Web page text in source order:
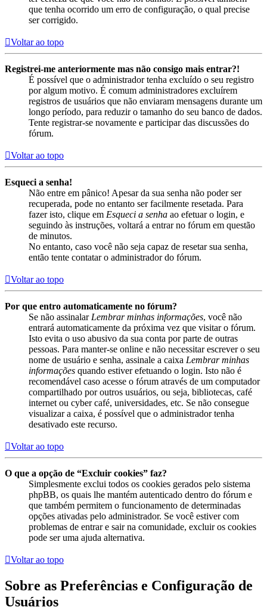
que tenha ocorrido um erro de configuração, o qual precise
ser corrigido.
Voltar ao topo
Registrei-me anteriormente mas não consigo mais entrar?!
É possível que o administrador tenha excluído o seu registro
por algum motivo. É comum administradores excluírem
registros de usuários que não enviaram mensagens durante um
longo período, para reduzir o tamanho do seu banco de dados.
Tente registrar-se novamente e participar das discussões do
fórum.
Voltar ao topo
Esqueci a senha!
Não entre em pânico! Apesar da sua senha não poder ser
recuperada, pode no entanto ser facilmente resetada. Para
fazer isto, clique em Esqueci a senha ao efetuar o login, e
seguindo às instruções, voltará a entrar no fórum em questão
de minutos.
No entanto, caso você não seja capaz de resetar sua senha,
então tente contatar o administrador do fórum.
Voltar ao topo
Por que entro automaticamente no fórum?
Se não assinalar Lembrar minhas informações, você não
entrará automaticamente da próxima vez que visitar o fórum.
Isto evita o uso abusivo da sua conta por parte de outras
pessoas. Para manter-se online e não necessitar escrever o seu
nome de usuário e senha, assinale a caixa Lembrar minhas
informações quando estiver efetuando o login. Isto não é
recomendável caso acesse o fórum através de um computador
compartilhado por outros usuários, ou seja, bibliotecas, café
internet ou cyber café, universidades, etc. Se não consegue
visualizar a caixa, é possível que o administrador tenha
desativado este recurso.
Voltar ao topo
O que a opção de “Excluir cookies” faz?
Simplesmente exclui todos os cookies gerados pelo sistema
phpBB, os quais lhe mantém autenticado dentro do fórum e
que também permitem o funcionamento de determinadas
opções ativadas pelo administrador. Se você estiver com
problemas de entrar e sair na comunidade, excluir os cookies
pode ser uma ajuda alternativa.
Voltar ao topo
Sobre as Preferências e Configuração de
Usuários